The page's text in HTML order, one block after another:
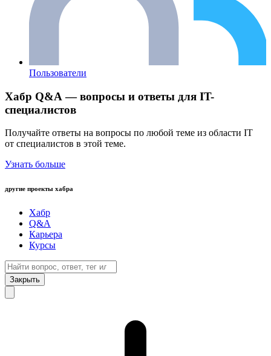
Пользователи
Хабр Q&A — вопросы и ответы для IT-
специалистов
Получайте ответы на вопросы по любой теме из области IT
от специалистов в этой теме.
Узнать больше
другие проекты хабра
Хабр
Q&A
Карьера
Курсы
Закрыть